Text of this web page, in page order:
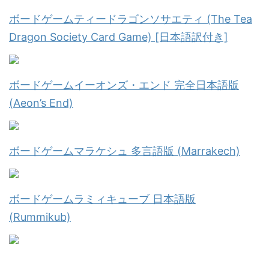
ボードゲームティードラゴンソサエティ (The Tea
Dragon Society Card Game) [日本語訳付き]
ボードゲームイーオンズ・エンド 完全日本語版
(Aeon’s End)
ボードゲームマラケシュ 多言語版 (Marrakech)
ボードゲームラミィキューブ 日本語版
(Rummikub)